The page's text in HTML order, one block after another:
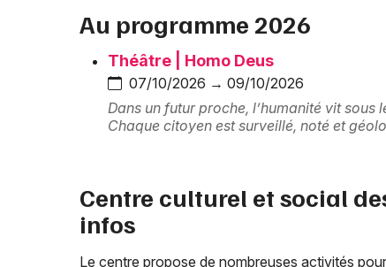
Au programme 2026
Théâtre | Homo Deus
07/10/2026 → 09/10/2026
Dans un futur proche, l’humanité vit
Chaque citoyen est surveillé, noté et
Centre culturel et social
infos
Le centre propose de nombreuses activités